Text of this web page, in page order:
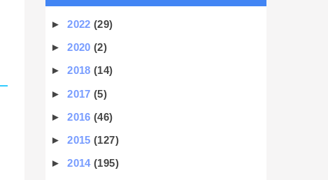
►2022(29)
►2020(2)
►2018(14)
►2017(5)
►2016(46)
►2015(127)
►2014(195)